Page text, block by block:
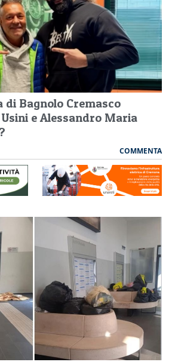
Bagnolo Cremasco
e Alessandro Maria
COMMENTA